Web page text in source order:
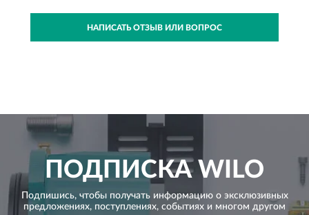
НАПИСАТЬ ОТЗЫВ ИЛИ ВОПРОС
ПОДПИСКАWILO
Подпишись, чтобы получать информацию о эксклюзивных
предложениях, поступлениях, событиях и многом другом